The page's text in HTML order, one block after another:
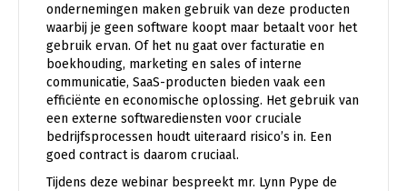
ondernemingen maken gebruik van deze producten
waarbij je geen software koopt maar betaalt voor het
gebruik ervan. Of het nu gaat over facturatie en
boekhouding, marketing en sales of interne
communicatie, SaaS-producten bieden vaak een
efficiënte en economische oplossing. Het gebruik van
een externe softwarediensten voor cruciale
bedrijfsprocessen houdt uiteraard risico’s in. Een
goed contract is daarom cruciaal.
Tijdens deze webinar bespreekt mr. Lynn Pype de